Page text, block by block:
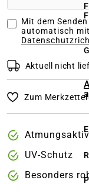
Mit dem
automatisch
Aktuell nicht
Zum
Atmungsaktiv
UV-Schutz
Besonders